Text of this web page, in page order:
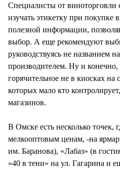
Специалисты от виноторговли
изучать этикетку при покупке
полезной информации,
выбор. А еще рекомендуют
руководствуясь не названием
производителем. Ну и
горячительное не в киосках на
которых мало кто
магазинов.
В Омске есть несколько точек,
мелкооптовым ценам, -на
им. Баранова), «Лабаз» (в
«40 в тени» на ул. Гагарина и